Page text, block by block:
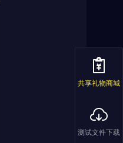
共享礼物商城
测试文件下载